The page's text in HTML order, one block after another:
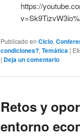
https://
Publicado en Ciclo,
condiciones?, Temática |
| Deja un comentario
Retos y
entorno